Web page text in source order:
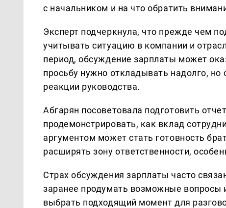
с начальником и на что обратить
Эксперт подчеркнула, что прежде чем
учитывать ситуацию в компании и
период, обсуждение зарплаты может
просьбу нужно откладывать надолго,
реакции руководства.
Абгарян посоветовала подготовить
продемонстрировать, как вклад
аргументом может стать готовность
расширять зону ответственности,
Страх обсуждения зарплаты часто
заранее продумать возможные
выбрать подходящий момент для